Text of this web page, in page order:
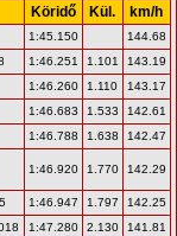
Köridő Kül. km/h
1:45.150
144.68
1:46.251 1.101
143.19
1:46.260 1.110
143.17
1:46.683 1.533
142.61
1:46.788 1.638 142.47
1:46.920 1.770 142.29
1:46.947 1.797
142.25
1:47.280 2.130
141.81